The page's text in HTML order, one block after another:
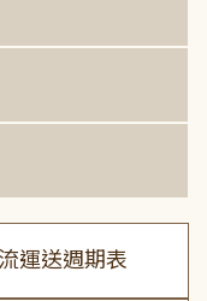
運送週期表